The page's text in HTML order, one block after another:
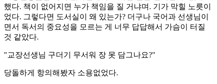
했다. 책이 없어지면 누가 책임을 질 거냐며. 기가 막힐 노릇이
었다. 그렇다면 도서실이 왜 있는가? 더구나 국어과 선생님이
면서 독서의 중요성을 모르는 게 너무 답답해서 가슴이 터질
것 같았다.
"교장선생님 구더기 무서워 장 못 담그나요?"
당돌하게 항의해봤자 소용없었다.